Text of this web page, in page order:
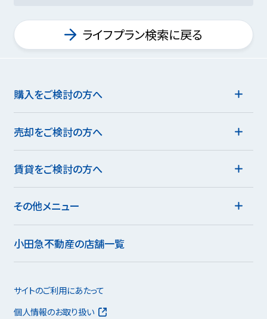
ライフプラン検索に戻る
購入をご検討の方へ
売却をご検討の方へ
賃貸をご検討の方へ
その他メニュー
小田急不動産の店舗一覧
サイトのご利用にあたって
個人情報のお取り扱い